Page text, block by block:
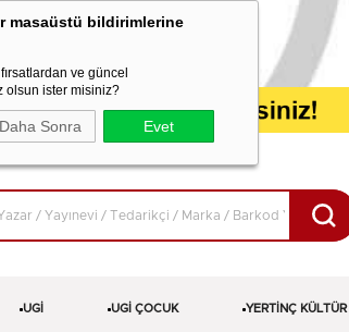
masaüstü bildirimlerine
ve güncel
olsun ister misiniz?
Daha Sonra Evet
UGİ UGİ ÇOCUK YERTİNÇ KÜLTÜR